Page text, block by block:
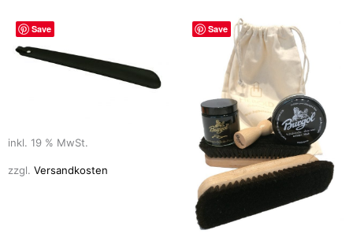
Save
inkl. 19 % MwSt.
zzgl. Versandkosten
Save